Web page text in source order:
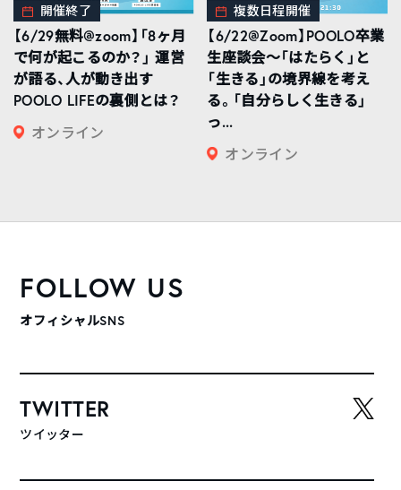
開催終了
【6/29無料@zoom】「8ヶ月
で何が起こるのか？」 運営
が語る、人が動き出す
POOLO LIFEの裏側とは？
オンライン
複数日程開催
【6/22@Zoom】POOLO卒業
生座談会〜「はたらく」と
「生きる」の境界線を考え
る。「自分らしく生きる」
っ...
オンライン
FOLLOW US
オフィシャルSNS
TWITTER
ツイッター